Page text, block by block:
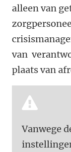
alleen van
van
plaats van
Vanwege